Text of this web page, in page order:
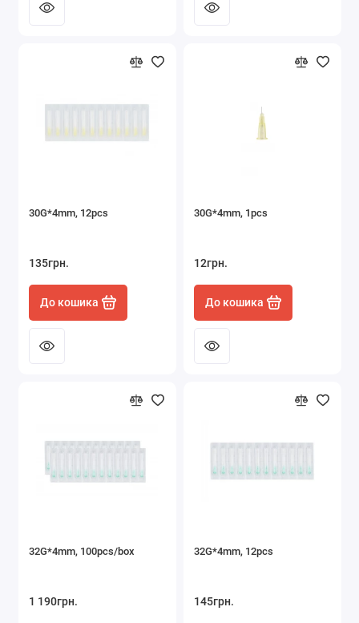
30G*4mm, 12pcs
135грн.
До кошика
30G*4mm, 1pcs
12грн.
До кошика
32G*4mm, 100pcs/box
1 190грн.
32G*4mm, 12pcs
145грн.